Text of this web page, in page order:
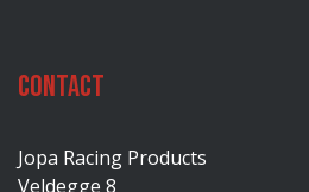
Contact
Jopa Racing Products
Veldegge 8